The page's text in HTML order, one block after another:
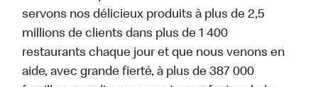
servons nos délicieux produits à plus de 2,5
millions de clients dans plus de 1 400
restaurants chaque jour et que nous venons en
aide, avec grande fierté, à plus de 387 000